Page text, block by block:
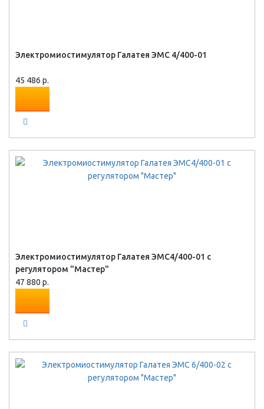
Электромиостимулятор Галатея ЭМС 4/400-01
45 486 р.
Электромиостимулятор Галатея ЭМС4/400-01 с
регулятором "Мастер"
47 880 р.